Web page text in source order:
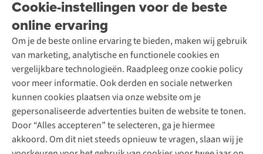
Cookie-instellingen voor de beste
online ervaring
Om je de beste online ervaring te bieden, maken wij gebruik
van marketing, analytische en functionele cookies en
vergelijkbare technologieën. Raadpleeg onze cookie policy
voor meer informatie. Ook derden en sociale netwerken
kunnen cookies plaatsen via onze website om je
gepersonaliseerde advertenties buiten de website te tonen.
Door “Alles accepteren” te selecteren, ga je hiermee
akkoord. Om dit niet steeds opnieuw te vragen, slaan wij je
Garantie
Contact
Over A.S.Adventure
Toegankelijkheidsverklaring
Ski-onderhoud
Wasservice
Schoenonderhoud
Schoenherstelling
Kledingherstelling
Retouches
Voor bedrijven
A.S.Magazine
Podcast
Explore Academy
Explore Camp
Gear Check
Inspiratie & advies
Meld je aan voor de nieuwsbrief
Follow us